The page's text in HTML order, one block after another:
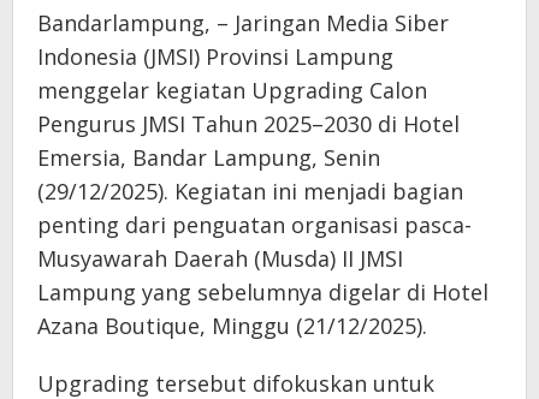
Bandarlampung, – Jaringan Media Siber
Indonesia (JMSI) Provinsi Lampung
menggelar kegiatan Upgrading Calon
Pengurus JMSI Tahun 2025–2030 di Hotel
Emersia, Bandar Lampung, Senin
(29/12/2025). Kegiatan ini menjadi bagian
penting dari penguatan organisasi pasca-
Musyawarah Daerah (Musda) II JMSI
Lampung yang sebelumnya digelar di Hotel
Azana Boutique, Minggu (21/12/2025).
Upgrading tersebut difokuskan untuk